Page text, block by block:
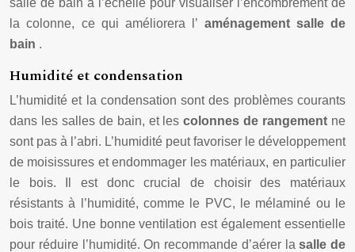
salle de bain à l’échelle pour visualiser l’encombrement de
la colonne, ce qui améliorera l’ aménagement salle de
bain .
Humidité et condensation
L’humidité et la condensation sont des problèmes courants
dans les salles de bain, et lescolonnes de rangement ne
sont pas à l’abri. L’humidité peut favoriser le développement
de moisissures et endommager les matériaux, en particulier
le bois. Il est donc crucial de choisir des matériaux
résistants à l’humidité, comme le PVC, le mélaminé ou le
bois traité. Une bonne ventilation est également essentielle
pour réduire l’humidité. On recommande d’aérer lasalle de